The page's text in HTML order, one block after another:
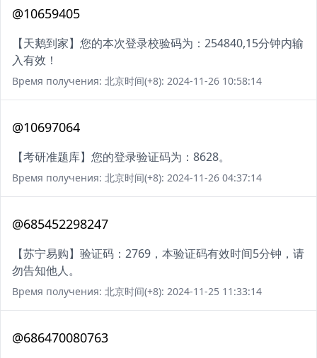
@10659405
【天鹅到家】您的本次登录校验码为：254840,15分钟内输
入有效！
Время получения: 北京时间(+8): 2024-11-26 10:58:14
@10697064
【考研准题库】您的登录验证码为：8628。
Время получения: 北京时间(+8): 2024-11-26 04:37:14
@685452298247
【苏宁易购】验证码：2769，本验证码有效时间5分钟，请
勿告知他人。
Время получения: 北京时间(+8): 2024-11-25 11:33:14
@686470080763